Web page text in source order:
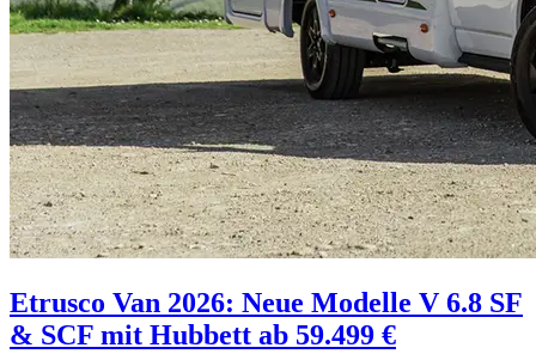
Etrusco Van 2026: Neue Modelle V 6.8 SF
& SCF mit Hubbett ab 59.499 €